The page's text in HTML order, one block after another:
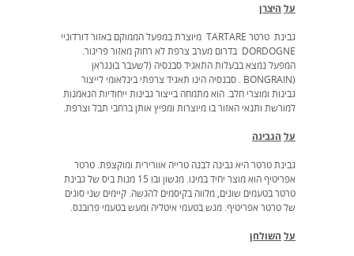
על היצרן
גבינת טרטר TARTARE מיוצרת במפעל הממוקם באזור דורדוניי
DORDOGNE בדרום מערב צרפת לא רחוק מאזור פריגור.
המפעל נמצא בבעלות התאגיד סבנסיה (לשעבר בונגראן
(BONGRAIN . סבנסיה הינו תאגיד צרפתי בינלאומי לייצור
גבינות ומוצרי חלב. הוא מתמחה בייצור גבינות ייחודיות הנאמנות
למורשת ותנאי האזור בו מיוצרות ומפיץ אותן ברחבי תבל וצרפת.
על הגבינה
גבינת טרטר היא גבינה לבנה טרייה אוורירית ומוקצפת. טרטר
אפריטיף הוא מוצר יחיד במינו. מגשון ובו 15 מנות ביס של גבינת
טרטר בטעמים שונים, מלווה בקיסמים להגשה. קיימים שני סוגים
של טרטר אפריטיף. מגש בטעמי איטליה ומעש בטעמי פרובנס.
על השולחן